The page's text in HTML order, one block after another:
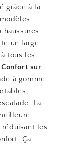
grâce à la
un large
tous les
Confort sur
à gomme
La
les
Ça